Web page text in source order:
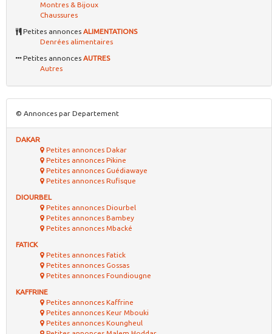
Montres & Bijoux
Chaussures
Petites annonces ALIMENTATIONS
Denrées alimentaires
Petites annonces AUTRES
Autres
© Annonces par Departement
DAKAR
Petites annonces Dakar
Petites annonces Pikine
Petites annonces Guédiawaye
Petites annonces Rufisque
DIOURBEL
Petites annonces Diourbel
Petites annonces Bambey
Petites annonces Mbacké
FATICK
Petites annonces Fatick
Petites annonces Gossas
Petites annonces Foundiougne
KAFFRINE
Petites annonces Kaffrine
Petites annonces Keur Mbouki
Petites annonces Koungheul